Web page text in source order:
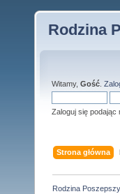
Rodzina
Witamy, Gość
Zaloguj się podając
Strona główna
Rodzina